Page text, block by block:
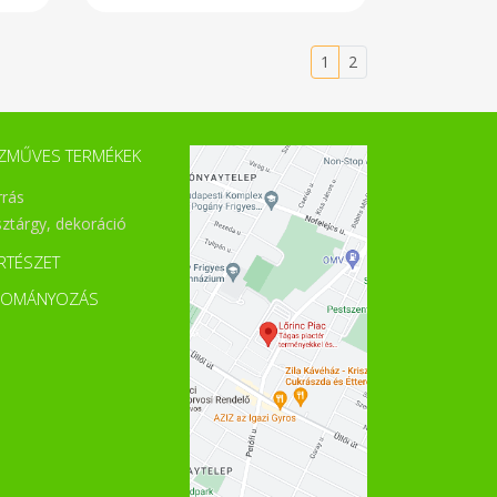
tettél bele. Tetején praktikus
összehúzó és rugós rögzítő zárja
lehessen zárni az ökozsák száját.
csipkemintát varrtunk a zsákok
egyik oldalára, így a csinos
megjelenés garantálja, hogy sose
felejtsd otthon őket. Tisztításuk
nagyon egyszerű, ha
összekoszolódnának, csak mosd
ki őket mosógépben, maximum
40 fokon! Terhelhetősége max.
0,75 kg! A textilzsák telepakolva
ne feszüljön! A zsák a paprikákat
nem tartalmazza, csak
szemléltető elemek
1 2
TERMÉKEK
dekoráció